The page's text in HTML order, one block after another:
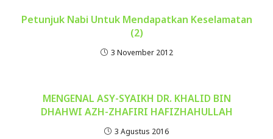
Petunjuk Nabi Untuk Mendapatkan Keselamatan
(2)
3 November 2012
MENGENAL ASY-SYAIKH DR. KHALID BIN
DHAHWI AZH-ZHAFIRI HAFIZHAHULLAH
3 Agustus 2016